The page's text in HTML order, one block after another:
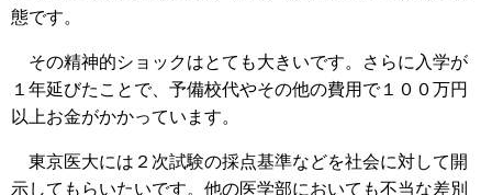
態です。
その精神的ショックはとても大きいです。さらに入学が
１年延びたことで、予備校代やその他の費用で１００万円
以上お金がかかっています。
東京医大には２次試験の採点基準などを社会に対して開
示してもらいたいです。他の医学部においても不当な差別